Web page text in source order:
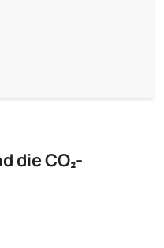
die CO₂-